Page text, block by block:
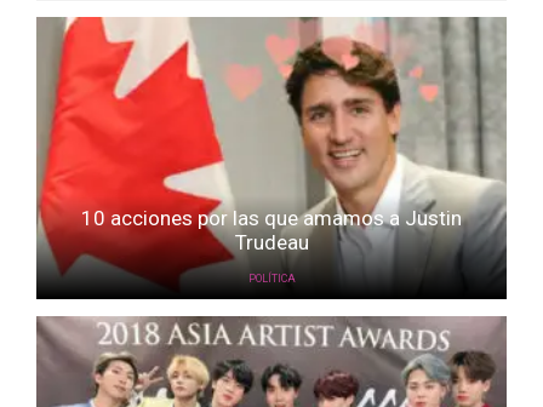
10 acciones por las que amamos a Justin
Trudeau
POLÍTICA